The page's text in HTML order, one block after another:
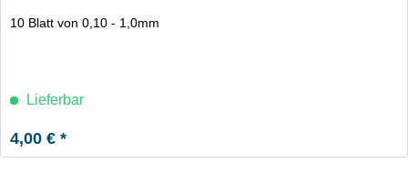
10 Blatt von 0,10 - 1,0mm
Lieferbar
4,00 € *